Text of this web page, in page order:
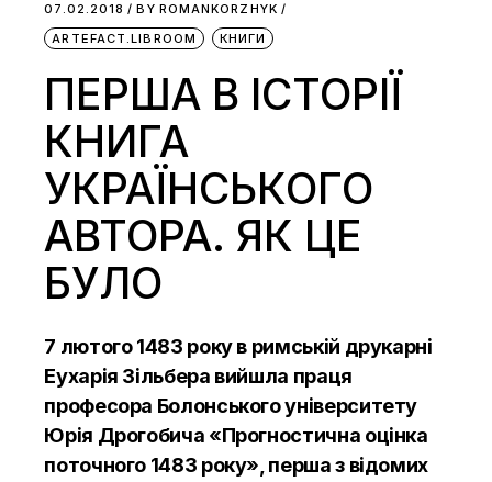
07.02.2018 BY ROMANKORZHYK
ARTEFACT.LIBROOM
КНИГИ
ПЕРША В ІСТОРІЇ
КНИГА
УКРАЇНСЬКОГО
АВТОРА. ЯК ЦЕ
БУЛО
7 лютого 1483 року в римській друкарні
Еухарія Зільбера вийшла праця
професора Болонського університету
Юрія Дрогобича «Прогностична оцінка
поточного 1483 року», перша з відомих